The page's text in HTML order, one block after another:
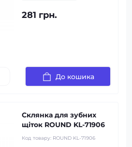
281 грн.
До кошика
Склянка для зубних
щіток ROUND KL-71906
Код товару: ROUND KL-71906